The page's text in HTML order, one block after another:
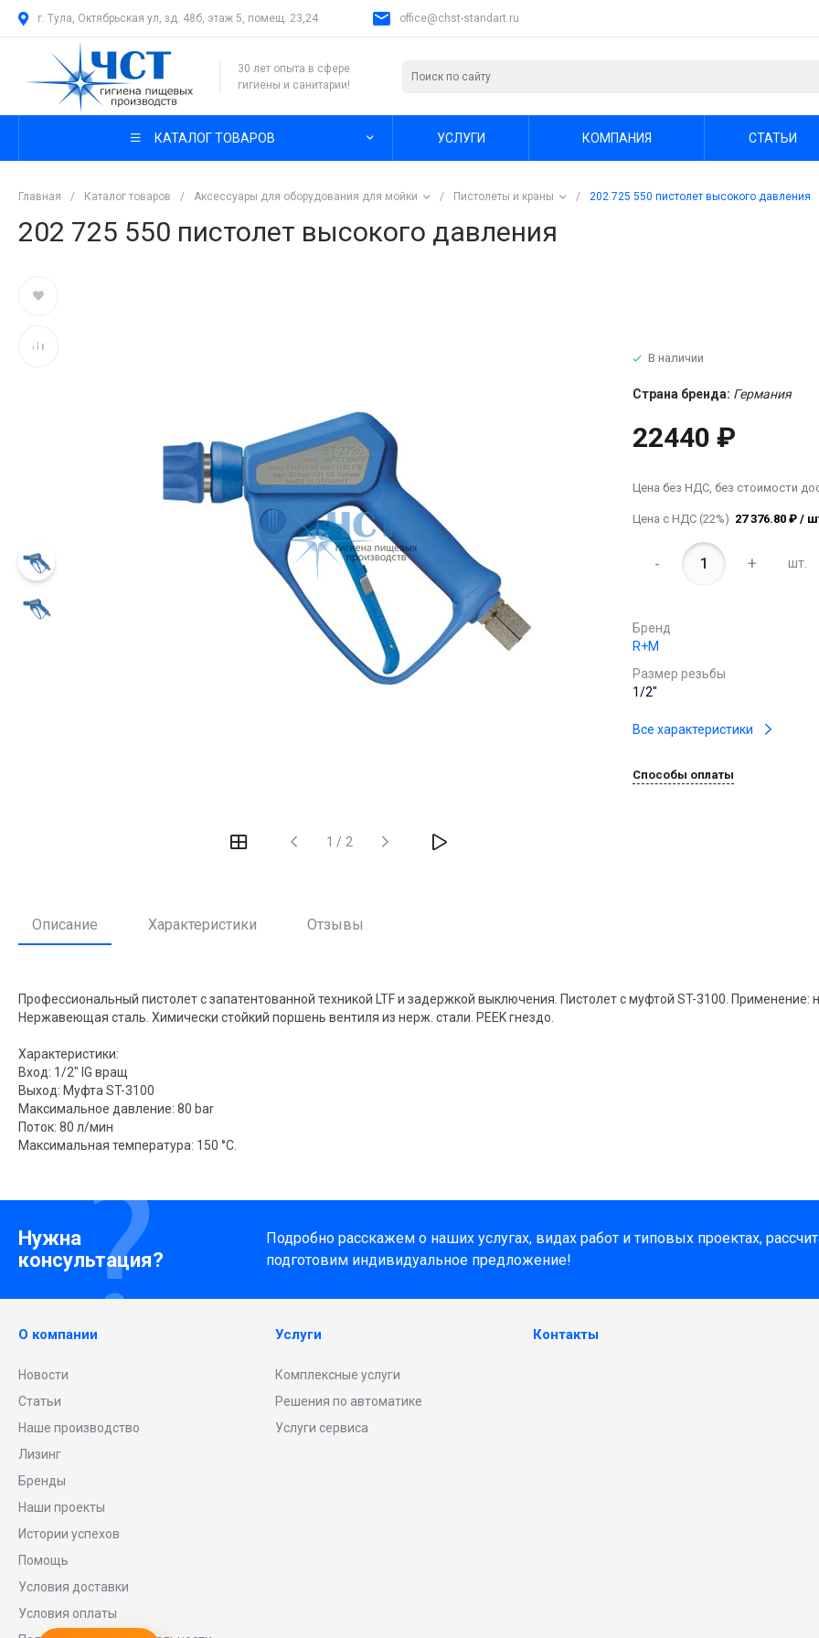
г. Тула, Октябрьская ул, зд. 48б, этаж 5, помещ. 23,24 office@chst-standart.ru
30 лет опыта в сфере
гигиены и санитарии!
КАТАЛОГ ТОВАРОВ УСЛУГИ КОМПАНИЯ СТАТЬИ
Главная / Каталог товаров / Аксессуары для оборудования для мойки / Пистолеты и краны / 202 725 550 пистолет высокого давления
202 725 550 пистолет высокого давления
1 / 2
В наличии
Страна бренда: Германия
22440 ₽
Цена без НДС, без стоимости
Цена с НДС (22%) 27 376.80 ₽ /
- + шт.
Бренд
R+M
Размер резьбы
1/2"
Все характеристики
Способы оплаты
Описание Характеристики Отзывы
Профессиональный пистолет с запатентованной техникой LTF и задержкой выключения. Пистолет с муфтой ST-3100.
Нержавеющая сталь. Химически стойкий поршень вентиля из нерж. стали. PEEK гнездо.
Характеристики:
Вход: 1/2" IG вращ
Выход: Муфта ST-3100
Максимальное давление: 80 bar
Поток: 80 л/мин
Максимальная температура: 150 °C.
Нужна
консультация?
Подробно расскажем о наших услугах, видах работ и типовых проектах,
подготовим индивидуальное предложение!
О компании
Новости
Статьи
Наше производство
Лизинг
Бренды
Наши проекты
Истории успехов
Помощь
Условия доставки
Условия оплаты
Услуги
Комплексные услуги
Решения по автоматике
Услуги сервиса
Контакты